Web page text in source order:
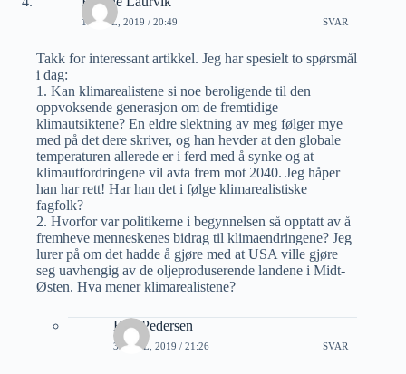
1 APRIL, 2019 / 20:49 SVAR
Takk for interessant artikkel. Jeg har spesielt to spørsmål
i dag:
1. Kan klimarealistene si noe beroligende til den
oppvoksende generasjon om de fremtidige
klimautsiktene? En eldre slektning av meg følger mye
med på det dere skriver, og han hevder at den globale
temperaturen allerede er i ferd med å synke og at
klimautfordringene vil avta frem mot 2040. Jeg håper
han har rett! Har han det i følge klimarealistiske
fagfolk?
2. Hvorfor var politikerne i begynnelsen så opptatt av å
fremheve menneskenes bidrag til klimaendringene? Jeg
lurer på om det hadde å gjøre med at USA ville gjøre
seg uavhengig av de oljeproduserende landene i Midt-
Østen. Hva mener klimarealistene?
Erik Pedersen
3 APRIL, 2019 / 21:26 SVAR